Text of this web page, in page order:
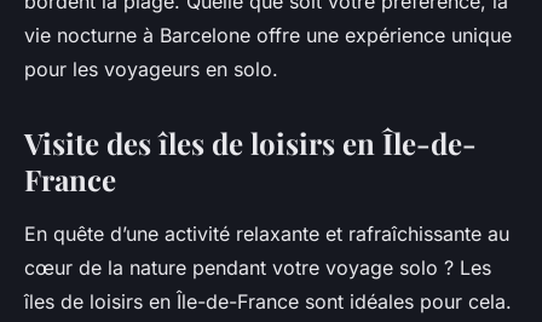
vie nocturne à Barcelone offre une expérience unique
pour les voyageurs en solo.
Visite des îles de loisirs en Île-de-
France
En quête d’une activité relaxante et rafraîchissante au
cœur de la nature pendant votre voyage solo ? Les
îles de loisirs en Île-de-France sont idéales pour cela.